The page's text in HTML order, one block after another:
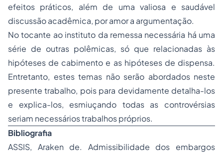
efeitos práticos, além de uma valiosa e saudável
discussão acadêmica, por amor a argumentação.
No tocante ao instituto da remessa necessária há uma
série de outras polêmicas, só que relacionadas às
hipóteses de cabimento e as hipóteses de dispensa.
Entretanto, estes temas não serão abordados neste
presente trabalho, pois para devidamente detalha-los
e explica-los, esmiuçando todas as controvérsias
seriam necessários trabalhos próprios.
Bibliografia
ASSIS, Araken de. Admissibilidade dos embargos